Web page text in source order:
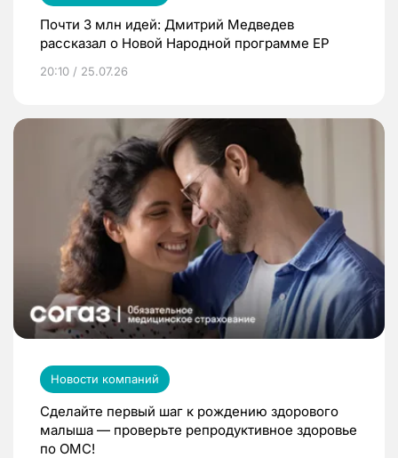
Почти 3 млн идей: Дмитрий Медведев
рассказал о Новой Народной программе ЕР
20:10 / 25.07.26
Новости компаний
Сделайте первый шаг к рождению здорового
малыша — проверьте репродуктивное здоровье
по ОМС!